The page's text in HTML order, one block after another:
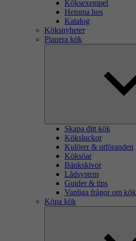
Köksexempel
Hemma hos
Katalog
Köksnyheter
Planera kök
Skapa ditt kök
Köksluckor
Kulörer & utföranden
Köksöar
Bänkskivor
Lådsystem
Guider & tips
Vanliga frågor om kök
Köpa kök